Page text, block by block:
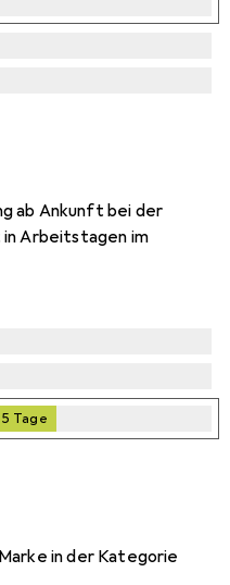
ab Ankunft bei der
Arbeitstagen im
5 Tage
in der Kategorie